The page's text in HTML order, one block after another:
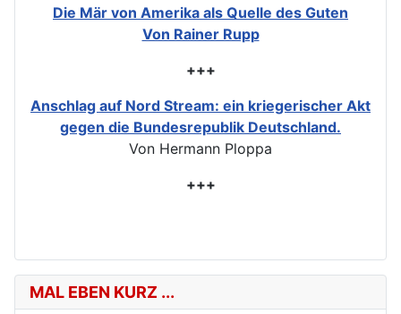
Die Mär von Amerika als Quelle des Guten
Von Rainer Rupp
+++
Anschlag auf Nord Stream: ein kriegerischer Akt
gegen die Bundesrepublik Deutschland.
Von Hermann Ploppa
+++
MAL EBEN KURZ ...